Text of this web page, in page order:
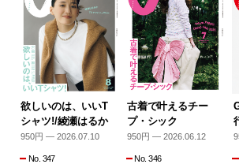
欲しいのは、いいT
シャツ!/綾瀬はるか
950円 — 2026.07.10
古着で叶えるチー
プ・シック
950円 — 2026.06.12
No. 347 No. 346